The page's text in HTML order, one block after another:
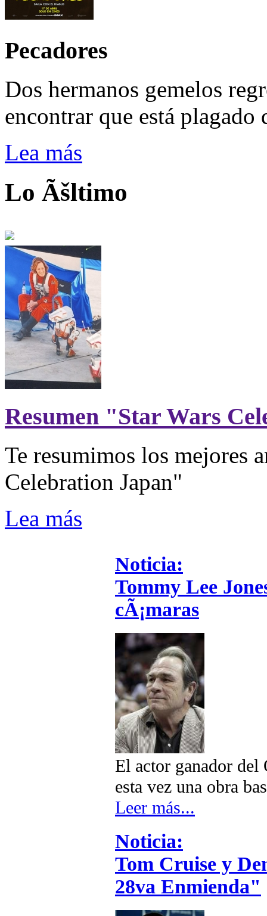
Pecadores
Dos hermanos gemelos
encontrar que está
Lea más
Lo Ãšltimo
Resumen "Star Wars
Te resumimos los mejores
Celebration Japan"
Lea más
Noticia:
Tommy Lee
cÃ¡maras
El actor ganador
esta vez una obra
Leer más...
Noticia:
Tom Cruise y
28va Enmienda"